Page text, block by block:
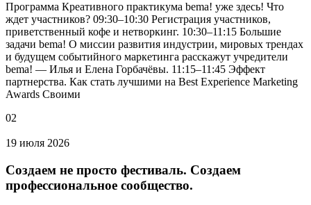
Программа Креативного практикума bema! уже здесь! Что
ждет участников? 09:30–10:30 Регистрация участников,
приветственный кофе и нетворкинг. 10:30–11:15 Большие
задачи bema! О миссии развития индустрии, мировых трендах
и будущем событийного маркетинга расскажут учредители
bema! — Илья и Елена Горбачёвы. 11:15–11:45 Эффект
партнерства. Как стать лучшими на Best Experience Marketing
Awards Своими
02
19 июля 2026
Создаем не просто фестиваль. Создаем
профессиональное сообщество.